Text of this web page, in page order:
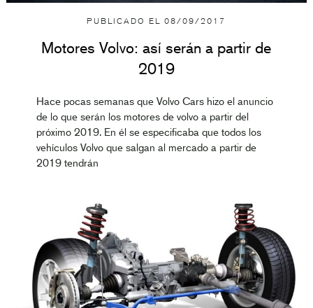
PUBLICADO EL08/09/2017
Motores Volvo: así serán a partir de
2019
Hace pocas semanas que Volvo Cars hizo el anuncio
de lo que serán los motores de volvo a partir del
próximo 2019. En él se especificaba que todos los
vehículos Volvo que salgan al mercado a partir de
2019 tendrán